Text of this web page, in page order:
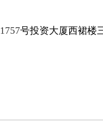
1757号投资大厦西裙楼